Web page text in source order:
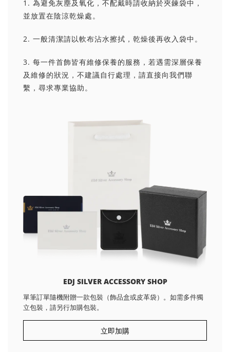
1. 為避免灰塵及氧化，不配戴時請收納於夾鍊袋中，
並放置在陰涼乾燥處。
2. 一般清潔請以軟布沾水擦拭，乾燥後再收入袋中。
3. 每一件首飾皆有維修保養的服務，若遇需深層保養
及維修的狀況，不建議自行處理，請直接向我們聯
繫，尋求專業協助。
EDJ SILVER ACCESSORY SHOP
單筆訂單隨機附贈一款包裝（飾品盒或皮革袋）。如需多件獨
立包裝，請另行加購包裝。
立即加購